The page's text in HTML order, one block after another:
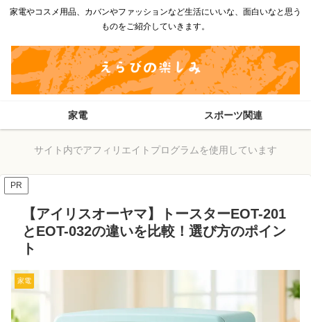
家電やコスメ用品、カバンやファッションなど生活にいいな、面白いなと思う
ものをご紹介していきます。
家電 スポーツ関連
サイト内でアフィリエイトプログラムを使用しています
PR
【アイリスオーヤマ】トースターEOT-201
とEOT-032の違いを比較！選び方のポイン
ト
家電